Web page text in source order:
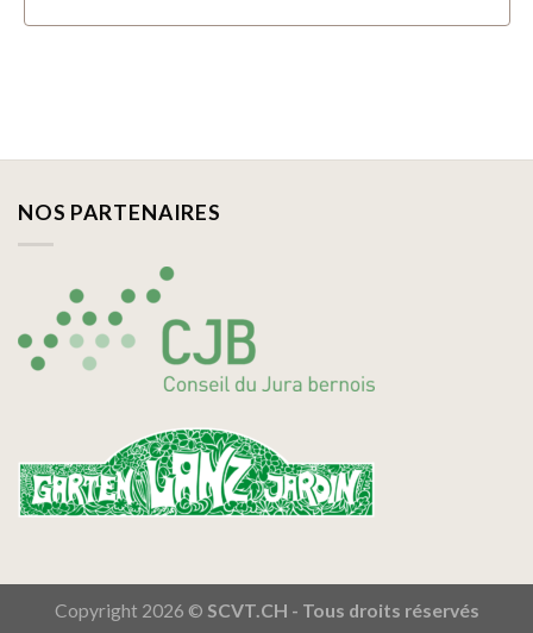
NOS PARTENAIRES
Copyright 2026 © SCVT.CH - Tous droits réservés